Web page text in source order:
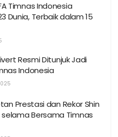
Timnas Indonesia
Dunia, Terbaik dalam 15
Resmi Ditunjuk Jadi
Indonesia
Prestasi dan Rekor Shin
Bersama Timnas